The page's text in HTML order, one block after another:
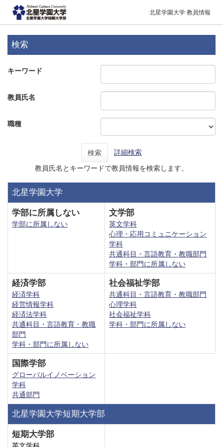
北星学園大学 教員情報
検索
キーワード
教員氏名
職種
検索 詳細検索
教員氏名とキーワードで教員情報を検索します。
北星学園大学
学部に所属しない
学部に所属しない
文学部
英文学科
心理・応用コミュニケーション
学科
共通科目・言語教育・教職部門
学科・部門に所属しない
経済学部
経済学科
経営情報学科
経済法学科
共通科目・言語教育・教職
部門
学科・部門に所属しない
社会福祉学部
共通科目・言語教育・教職部門
心理学科
社会福祉学科
学科・部門に所属しない
国際学部
グローバルイノベーション
学科
共通部門
北星学園大学短期大学部
短期大学部